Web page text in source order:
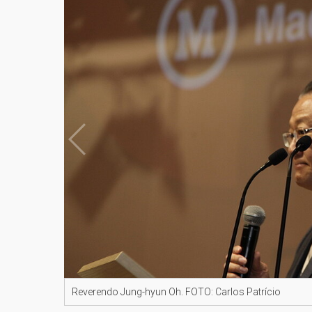
Reverendo Jung-hyun Oh. FOTO: Carlos Patrício